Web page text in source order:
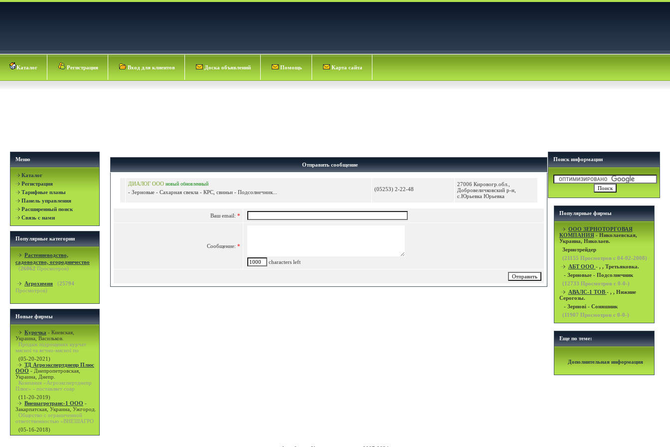
Каталог Регистрация Вход для клиентов Доска объявлений Помощь Карта сайта
Меню
Каталог
Регистрация
Тарифные планы
Панель управления
Расширенный поиск
Связь с нами
Популярные категории
Растениеводство,
садоводство, огородничество
(26062 Просмотров)
Агрохимия (25794
Просмотров)
Новые фирмы
Курочка - Киевская,
Украина, Васильков.
Продаж підрощених курчат
мясної та яєчно-мясної по
(05-20-2021)
ТД Агроэкспертднепр Плюс
ООО - Днепропетровская,
Украина, Днепр.
Компания «Агроэкспертднепр
Плюс» - поставляет совр
(11-20-2019)
Внешагротранс-1 ООО -
Закарпатская, Украина, Ужгород.
Общество с ограниченной
ответственностью «ВНЕШАГРО
(05-16-2018)
Отправить сообщение
ДИАЛОГ ООО новый обновленный
- Зерновые - Сахарная свекла - КРС, свиньи - Подсолнечник... (05253) 2-22-48
27006 Кировогр.обл.,
Добровеличковский р-н,
с.Юрьевка Юрьевка
Ваш email: *
Сообщение: *
characters left
Поиск информации
Популярные фирмы
OOO ЗЕРНОТОРГОВАЯ
КОМПАНИЯ- Николаевская,
Украина, Николаев.
Зернотрейдер
(21155 Просмотров с 04-02-2008)
АБТ ООО - , , Третьяковка.
- Зерновые - Подсолнечник
(12733 Просмотров с 0-0-)
АВАЛС-1 ТОВ - , , Нижние
Серогозы.
- Зернові - Соняшник
(11907 Просмотров с 0-0-)
Еще по теме:
Дополнительная информация